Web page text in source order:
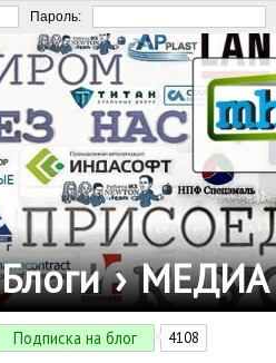
Пароль:
Блоги ›
Подписка на блог 4108